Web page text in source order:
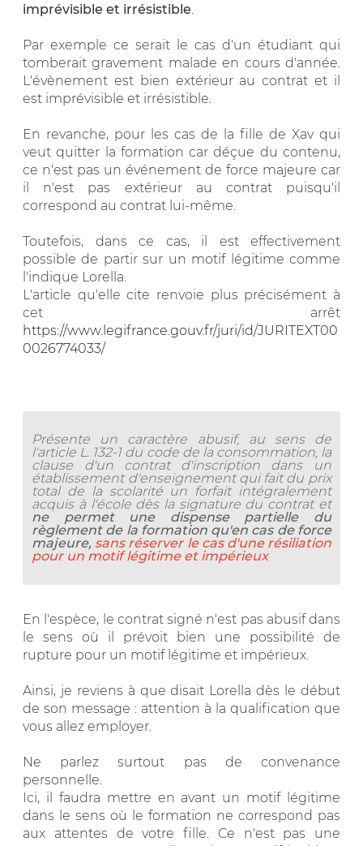
imprévisible et irrésistible
Par exemple ce serait le cas d'un étudiant qui
tomberait gravement malade en cours d'année.
L'évènement est bien extérieur au contrat et il
est imprévisible et irrésistible.
En revanche, pour les cas de la fille de Xav qui
veut quitter la formation car déçue du contenu,
ce n'est pas un événement de force majeure car
il n'est pas extérieur au contrat puisqu'il
correspond au contrat lui-même.
Toutefois, dans ce cas, il est effectivement
possible de partir sur un motif légitime comme
l'indique Lorella.
L'article qu'elle cite renvoie plus précisément à
cet arrêt
https://www.legifrance.gouv.fr/juri/id/JURITEXT00
0026774033/
Présente un caractère abusif, au sens de
l'article L. 132-1 du code de la consommation, la
clause d'un contrat d'inscription dans un
établissement d'enseignement qui fait du prix
total de la scolarité un forfait intégralement
acquis à l'école dès la signature du contrat et
ne permet une dispense partielle du
règlement de la formation qu'en cas de force
majeure, sans réserver le cas d'une résiliation
pour un motif légitime et impérieux
En l'espèce, le contrat signé n'est pas abusif dans
le sens où il prévoit bien une possibilité de
rupture pour un motif légitime et impérieux.
Ainsi, je reviens à que disait Lorella dès le début
de son message : attention à la qualification que
vous allez employer.
Ne parlez surtout pas de convenance
personnelle.
Ici, il faudra mettre en avant un motif légitime
dans le sens où le formation ne correspond pas
aux attentes de votre fille. Ce n'est pas une